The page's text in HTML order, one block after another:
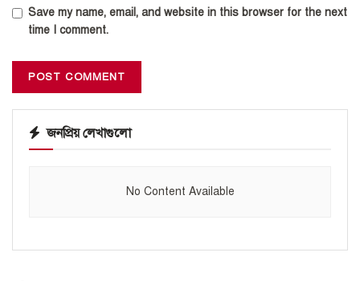
Save my name, email, and website in this browser for the next
time I comment.
জনপ্রিয় লেখাগুলো
No Content Available